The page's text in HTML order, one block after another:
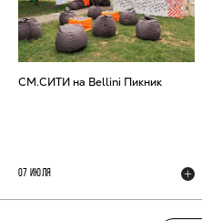
СМ.СИТИ на Bellini Пикник
07 ИЮЛЯ